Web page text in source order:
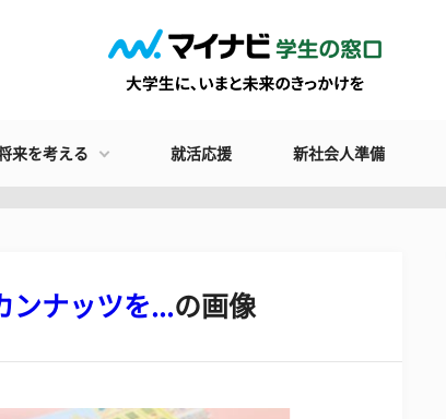
来を考える 就活応援 新社会人準備
ンナッツを...の画像